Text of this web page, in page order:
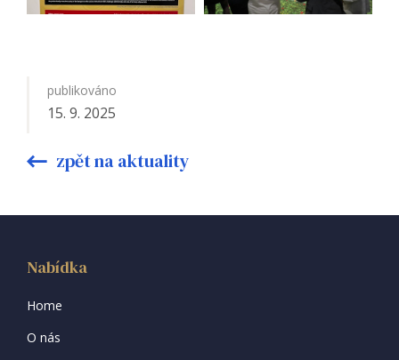
publikováno
15. 9. 2025
zpět na aktuality
Nabídka
Home
O nás